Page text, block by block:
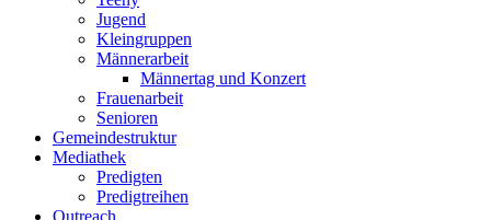
Jugend
Kleingruppen
Männerarbeit
Männertag und Konzert
Frauenarbeit
Senioren
Gemeindestruktur
Mediathek
Predigten
Predigtreihen
Outreach